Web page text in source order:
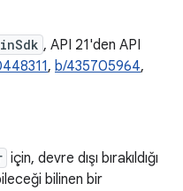
, API 21'den API
, b/435705964,
için, devre dışı bırakıldığı
bilinen bir